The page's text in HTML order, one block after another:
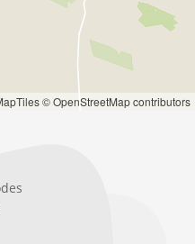
© OpenStreetMap contributors